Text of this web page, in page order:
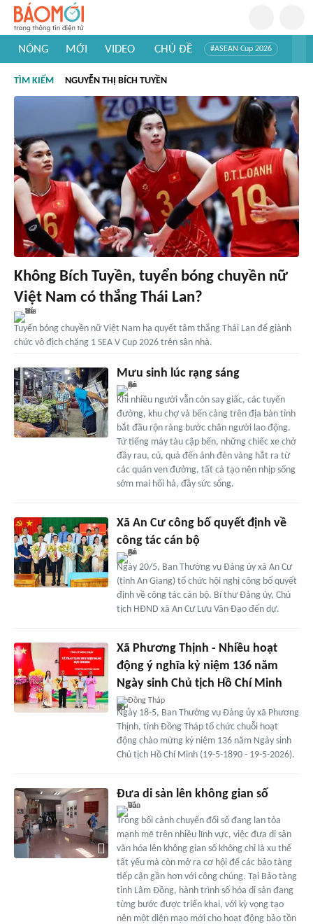
NÓNG MỚI VIDEO CHỦ ĐỀ #ASEAN Cup 2026
#Khám phá thế giới
TÌM KIẾM NGUYỄN THỊ BÍCH TUYỀN
Không Bích Tuyền, tuyển bóng chuyền nữ
Việt Nam có thắng Thái Lan?
Tuyển bóng chuyền nữ Việt Nam hạ quyết tâm thắng Thái Lan để giành
chức vô địch chặng 1 SEA V Cup 2026 trên sân nhà.
Mưu sinh lúc rạng sáng
Khi nhiều người vẫn còn say giấc, các tuyến
đường, khu chợ và bến cảng trên địa bàn tỉnh
bắt đầu rộn ràng bước chân người lao động.
Từ tiếng máy tàu cập bến, những chiếc xe chở
đầy rau, củ, quả đến ánh đèn vàng hắt ra từ
các quán ven đường, tất cả tạo nên nhịp sống
sớm mai hối hả, đầy sức sống.
Xã An Cư công bố quyết định về
công tác cán bộ
Ngày 20/5, Ban Thường vụ Đảng ủy xã An Cư
(tỉnh An Giang) tổ chức hội nghị công bố quyết
định về công tác cán bộ. Bí thư Đảng ủy, Chủ
tịch HĐND xã An Cư Lưu Văn Đạo đến dự.
Xã Phương Thịnh - Nhiều hoạt
động ý nghĩa kỷ niệm 136 năm
Ngày sinh Chủ tịch Hồ Chí Minh
Đồng Tháp
Ngày 18-5, Ban Thường vụ Đảng ủy xã Phương
Thịnh, tỉnh Đồng Tháp tổ chức chuỗi hoạt
động chào mừng kỷ niệm 136 năm Ngày sinh
Chủ tịch Hồ Chí Minh (19-5-1890 - 19-5-2026).
Đưa di sản lên không gian số
Trong bối cảnh chuyển đổi số đang lan tỏa
mạnh mẽ trên nhiều lĩnh vực, việc đưa di sản
văn hóa lên không gian số không chỉ là xu thế
tất yếu mà còn mở ra cơ hội để các bảo tàng
tiếp cận gần hơn với công chúng. Tại Bảo tàng
tỉnh Lâm Đồng, hành trình số hóa di sản đang
từng bước được triển khai, với kỳ vọng tạo
nên một diện mạo mới cho hoạt động bảo tồn